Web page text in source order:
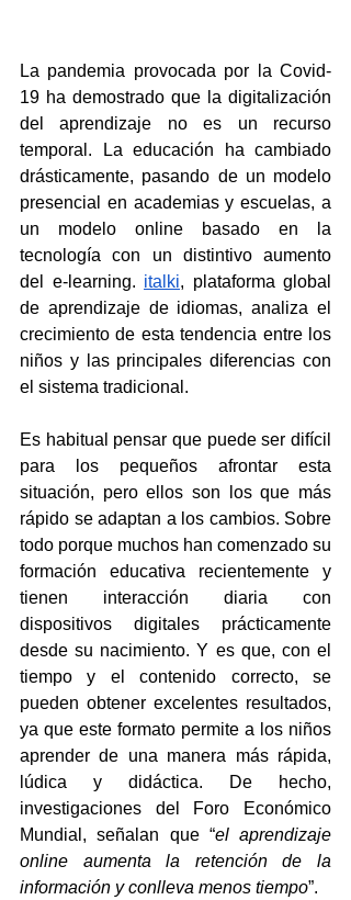
La pandemia provocada por la Covid-
19 ha demostrado que la digitalización
del aprendizaje no es un recurso
temporal. La educación ha cambiado
drásticamente, pasando de un modelo
presencial en academias y escuelas, a
un modelo online basado en la
tecnología con un distintivo aumento
del e-learning. italki, plataforma global
de aprendizaje de idiomas, analiza el
crecimiento de esta tendencia entre los
niños y las principales diferencias con
el sistema tradicional.
Es habitual pensar que puede ser difícil
para los pequeños afrontar esta
situación, pero ellos son los que más
rápido se adaptan a los cambios. Sobre
todo porque muchos han comenzado su
formación educativa recientemente y
tienen interacción diaria con
dispositivos digitales prácticamente
desde su nacimiento. Y es que, con el
tiempo y el contenido correcto, se
pueden obtener excelentes resultados,
ya que este formato permite a los niños
aprender de una manera más rápida,
lúdica y didáctica. De hecho,
investigaciones del Foro Económico
Mundial, señalan que “el aprendizaje
online aumenta la retención de la
información y conlleva menos tiempo”.